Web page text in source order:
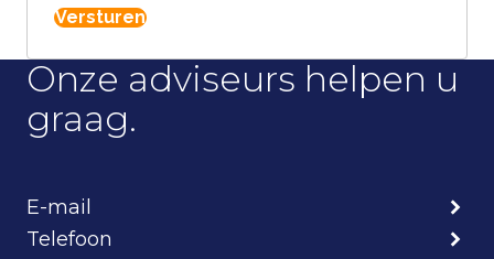
Versturen
Onze adviseurs helpen u
graag.
E-mail
Telefoon